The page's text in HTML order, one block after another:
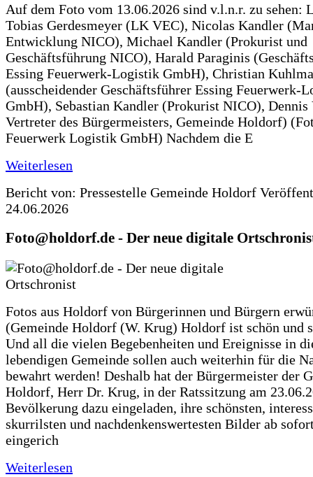
Auf dem Foto vom 13.06.2026 sind v.l.n.r. zu sehen:
Tobias Gerdesmeyer (LK VEC), Nicolas Kandler
Entwicklung NICO), Michael Kandler (Prokurist und
Geschäftsführung NICO), Harald Paraginis
Essing Feuerwerk-Logistik GmbH), Christian
(ausscheidender Geschäftsführer Essing Feuerwerk-
GmbH), Sebastian Kandler (Prokurist NICO),
Vertreter des Bürgermeisters, Gemeinde Holdorf)
Feuerwerk Logistik GmbH) Nachdem die E
Weiterlesen
Bericht von: Pressestelle Gemeinde Holdorf
24.06.2026
Foto@holdorf.de - Der neue digitale
Fotos aus Holdorf von Bürgerinnen und Bürgern
(Gemeinde Holdorf (W. Krug) Holdorf ist schön und
Und all die vielen Begebenheiten und Ereignisse in
lebendigen Gemeinde sollen auch weiterhin für die
bewahrt werden! Deshalb hat der Bürgermeister der
Holdorf, Herr Dr. Krug, in der Ratssitzung am
Bevölkerung dazu eingeladen, ihre schönsten,
skurrilsten und nachdenkenswertesten Bilder ab
eingerich
Weiterlesen